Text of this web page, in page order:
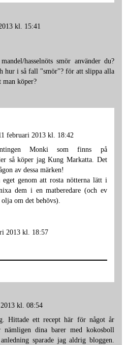
kl. 15:41
hasselnöts smör använder du?
hur i så fall "smör"? för att slippa alla
man köper?
februari 2013 kl. 18:42
Monki som finns på
så köper jag Kung Markatta. Det
av dessa märken!
eget genom att rosta nötterna lätt i
dem i en matberedare (och ev
om det behövs).
2013 kl. 18:57
kl. 08:54
Hittade ett recept här för något år
nämligen dina barer med kokosboll
sparade jag aldrig bloggen.